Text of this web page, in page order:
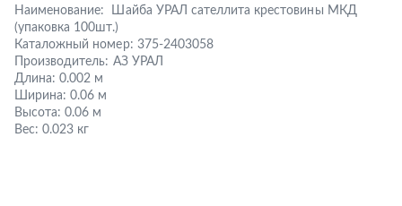
Наименование:
Шайба УРАЛ сателлита крестовины МКД
(упаковка 100шт.)
Каталожный номер: 375-2403058
Производитель: АЗ УРАЛ
Длина: 0.002 м
Ширина: 0.06 м
Высота: 0.06 м
Вес: 0.023 кг